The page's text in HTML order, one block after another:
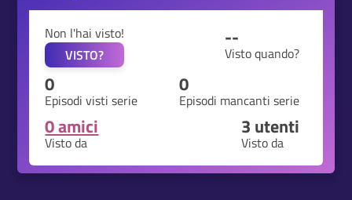
Non l'hai visto!
VISTO?
--
Visto quando?
0
Episodi visti serie
0
Episodi mancanti serie
0 amici
Visto da
3 utenti
Visto da